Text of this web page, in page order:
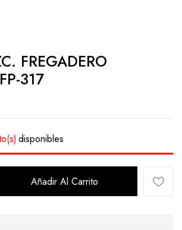
FREGADERO
317
disponibles
Añadir Al Carrito